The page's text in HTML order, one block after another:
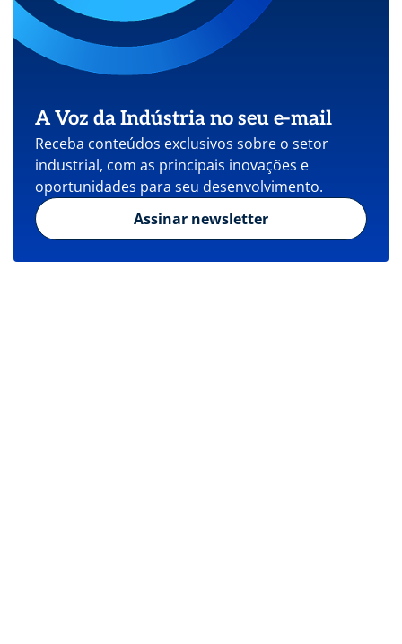
A Voz da Indústria no seu e-mail
Receba conteúdos exclusivos sobre o setor
industrial, com as principais inovações e
oportunidades para seu desenvolvimento.
Assinar newsletter